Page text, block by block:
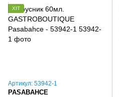
ХІТ
Артикул: 53942-1
PASABAHCE